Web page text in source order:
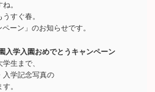
。
すぐ春。
ーン」のお知らせです。
学入園おめでとうキャンペーン
生まで、
入学記念写真の
。